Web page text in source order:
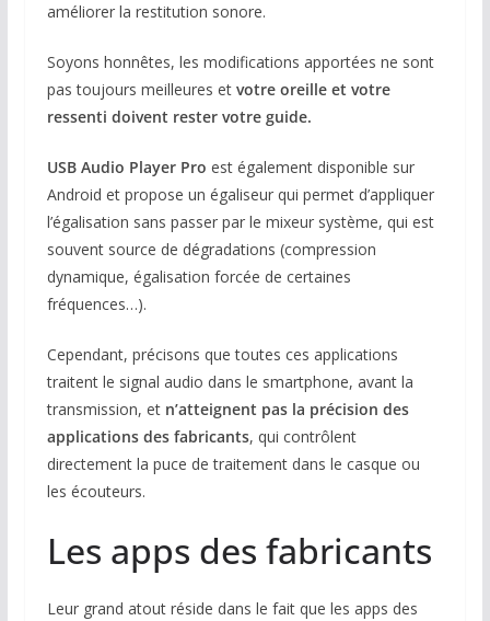
améliorer la restitution sonore.
Soyons honnêtes, les modifications apportées ne sont
pas toujours meilleures et votre oreille et votre
ressenti doivent rester votre guide.
USB Audio Player Pro est également disponible sur
Android et propose un égaliseur qui permet d’appliquer
l’égalisation sans passer par le mixeur système, qui est
souvent source de dégradations (compression
dynamique, égalisation forcée de certaines
fréquences…).
Cependant, précisons que toutes ces applications
traitent le signal audio dans le smartphone, avant la
transmission, et n’atteignent pas la précision des
applications des fabricants, qui contrôlent
directement la puce de traitement dans le casque ou
les écouteurs.
Les apps des fabricants
Leur grand atout réside dans le fait que les apps des